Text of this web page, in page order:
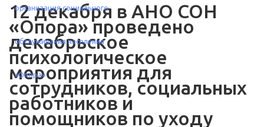
12 декабря в АНО СОН
«Опора» проведено
декабрьское
психологическое
мероприятия для
сотрудников, социальных
работников и
помощников по уходу